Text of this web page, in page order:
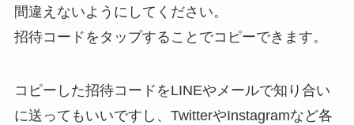
間違えないようにしてください。
招待コードをタップすることでコピーできます。
コピーした招待コードをLINEやメールで知り合い
に送ってもいいですし、TwitterやInstagramなど各